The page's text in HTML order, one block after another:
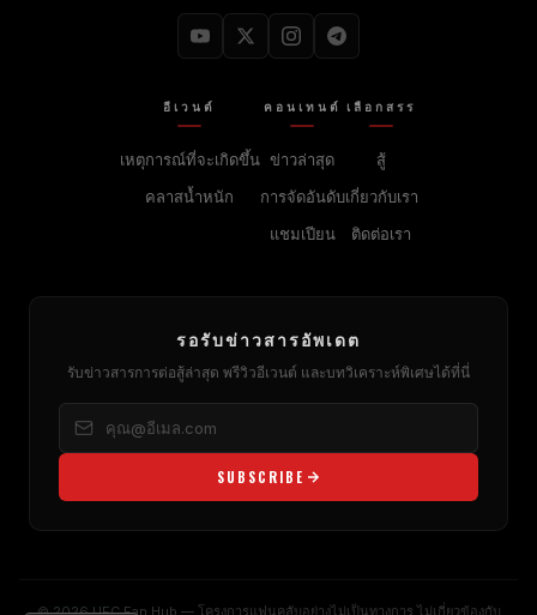
อีเวนต์
เหตุการณ์ที่จะเกิดขึ้น
คลาสน้ำหนัก
คอนเทนต์
ข่าวล่าสุด
การจัดอันดับ
แชมเปียน
เลือกสรร
สู้
เกี่ยวกับเรา
ติดต่อเรา
รอรับข่าวสารอัพเดต
รับข่าวสารการต่อสู้ล่าสุด พรีวิวอีเวนต์ และบทวิเคราะห์พิเศษได้ที่นี่
SUBSCRIBE
© 2026 UFC Fan Hub — โครงการแฟนคลับอย่างไม่เป็นทางการ ไม่เกี่ยวข้องกับ